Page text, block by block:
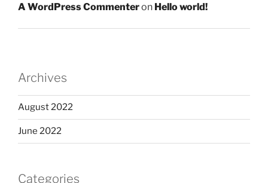
A WordPress Commenteron Hello world!
Archives
August 2022
June 2022
Categories